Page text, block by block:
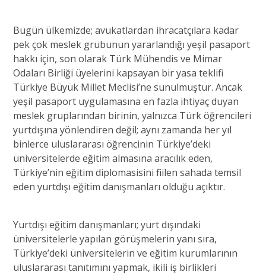
Bugün ülkemizde; avukatlardan ihracatçılara kadar
pek çok meslek grubunun yararlandığı yeşil pasaport
hakkı için, son olarak Türk Mühendis ve Mimar
Odaları Birliği üyelerini kapsayan bir yasa teklifi
Türkiye Büyük Millet Meclisi’ne sunulmuştur. Ancak
yeşil pasaport uygulamasına en fazla ihtiyaç duyan
meslek gruplarından birinin, yalnızca Türk öğrencileri
yurtdışına yönlendiren değil; aynı zamanda her yıl
binlerce uluslararası öğrencinin Türkiye’deki
üniversitelerde eğitim almasına aracılık eden,
Türkiye’nin eğitim diplomasisini fiilen sahada temsil
eden yurtdışı eğitim danışmanları olduğu açıktır.
Yurtdışı eğitim danışmanları; yurt dışındaki
üniversitelerle yapılan görüşmelerin yanı sıra,
Türkiye’deki üniversitelerin ve eğitim kurumlarının
uluslararası tanıtımını yapmak, ikili iş birlikleri